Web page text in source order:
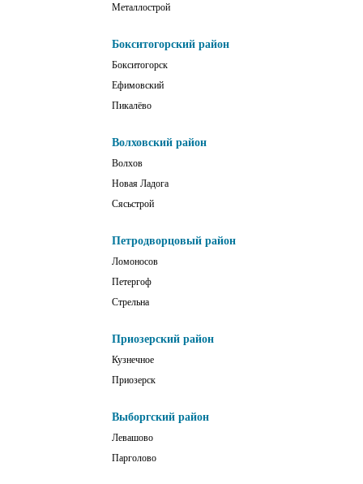
Металлострой
Бокситогорский район
Бокситогорск
Ефимовский
Пикалёво
Волховский район
Волхов
Новая Ладога
Сясьстрой
Петродворцовый район
Ломоносов
Петергоф
Стрельна
Приозерский район
Кузнечное
Приозерск
Выборгский район
Левашово
Парголово